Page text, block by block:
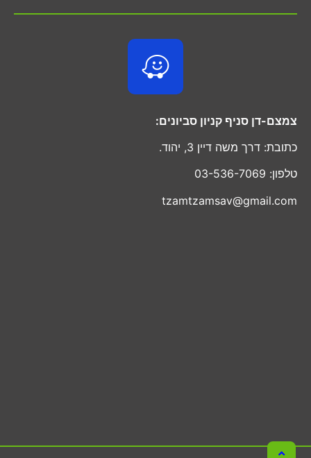
צמצם-דן סניף קניון סביונים:
כתובת: דרך משה דיין 3, יהוד.
טלפון: 03-536-7069
tzamtzamsav@gmail.com